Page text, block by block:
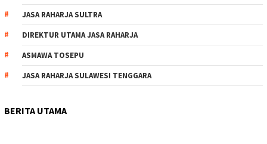
JASA RAHARJA SULTRA
DIREKTUR UTAMA JASA RAHARJA
ASMAWA TOSEPU
JASA RAHARJA SULAWESI TENGGARA
BERITA UTAMA